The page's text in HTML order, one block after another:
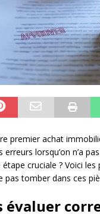
premier achat
lorsqu’on n’a
cruciale ? Voici
pas tomber dans ces
évaluer